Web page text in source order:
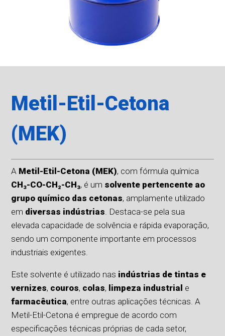
Metil-Etil-Cetona
(MEK)
A Metil-Etil-Cetona (MEK), com fórmula química
CH₃-CO-CH₂-CH₃, é um solvente pertencente ao
grupo químico das cetonas, amplamente utilizado
em diversas indústrias . Destaca-se pela sua
elevada capacidade de solvência e rápida evaporação,
sendo um componente importante em processos
industriais exigentes.
Este solvente é utilizado nas indústrias de tintas e
vernizes, couros, colas, limpeza industrial e
farmacêutica, entre outras aplicações técnicas. A
Metil-Etil-Cetona é empregue de acordo com
especificações técnicas próprias de cada setor,